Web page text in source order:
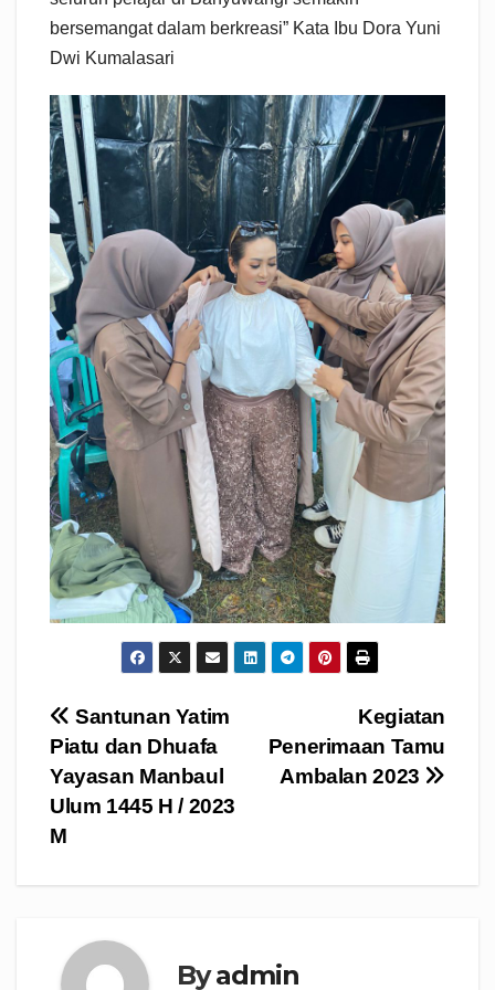
bersemangat dalam berkreasi” Kata Ibu Dora Yuni
Dwi Kumalasari
Navigasi
pos
Kegiatan
Penerimaan Tamu
Ambalan 2023
Santunan Yatim
Piatu dan Dhuafa
Yayasan Manbaul
Ulum 1445 H / 2023
M
Byadmin